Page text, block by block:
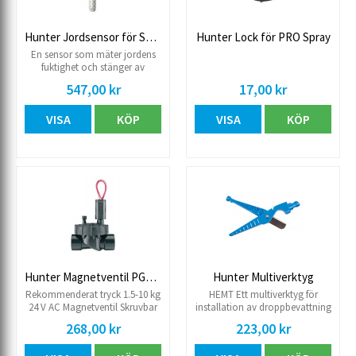
Hunter Jordsensor för SOILCLIC/NODE BT
En sensor som mäter jordens
fuktighet och stänger av
tillräckligt blöt. Används
tillsammans med NODE-BT.
547,00 kr
VISA KÖP
Hunter Lock för PRO Spray
17,00 kr
VISA KÖP
Hunter Magnetventil PGV-JT
Rekommenderat tryck 1.5-10 kg
24 V AC Magnetventil Skruvbar
268,00 kr
Hunter Multiverktyg
HEMT Ett multiverktyg för
installation av droppbevattning
gör hål i slangen samt en grepp
del för på och avmontering av
223,00 kr